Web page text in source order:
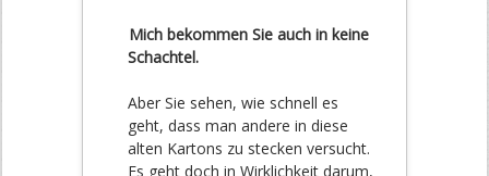
Mich bekommen Sie auch in keine
Schachtel.
Aber Sie sehen, wie schnell es
geht, dass man andere in diese
alten Kartons zu stecken versucht.
Es geht doch in Wirklichkeit darum,